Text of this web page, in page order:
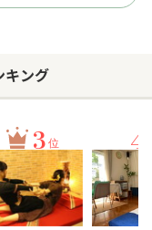
キング
3 位 4